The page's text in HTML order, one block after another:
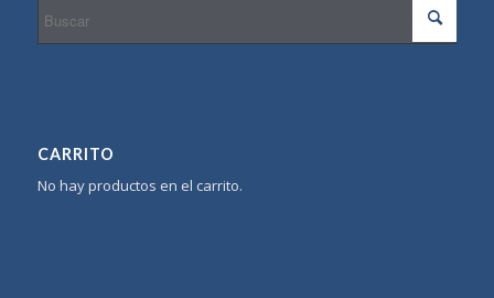
CARRITO
No hay productos en el carrito.